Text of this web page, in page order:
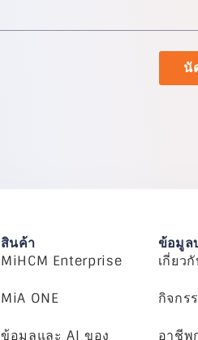
นั
สินค้า
MiHCM Enterprise
MiA ONE
ข้อมูลและ AI ของ
ข้อมูล
เกี่ยวกั
กิจกร
อาชีพ